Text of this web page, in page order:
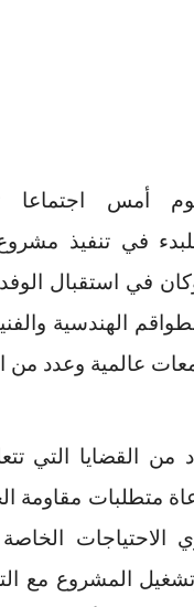
أمس
في تنفيذ
وكان في استقبال
الهندسية
عالمية وعدد من
من القضايا التي
متطلبات مقاومة
الاحتياجات
وتشغيل المشروع